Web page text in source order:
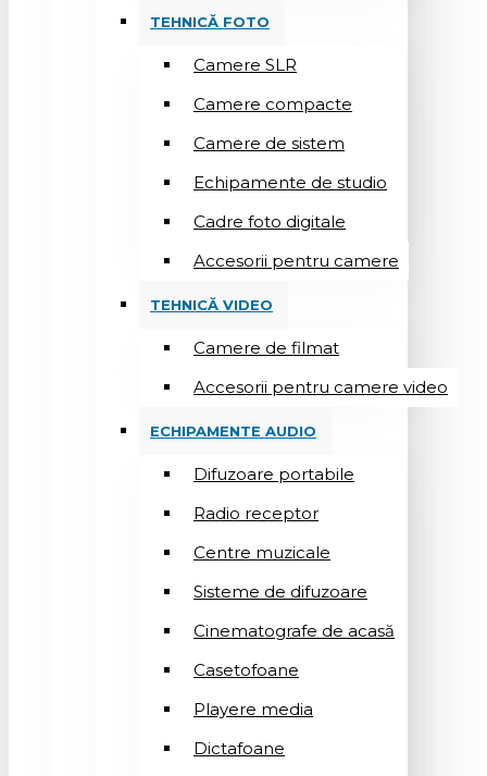
TEHNICĂ FOTO
Camere SLR
Camere compacte
Camere de sistem
Echipamente de studio
Cadre foto digitale
Accesorii pentru camere
TEHNICĂ VIDEO
Camere de filmat
Accesorii pentru camere video
ECHIPAMENTE AUDIO
Difuzoare portabile
Radio receptor
Centre muzicale
Sisteme de difuzoare
Cinematografe de acasă
Casetofoane
Playere media
Dictafoane